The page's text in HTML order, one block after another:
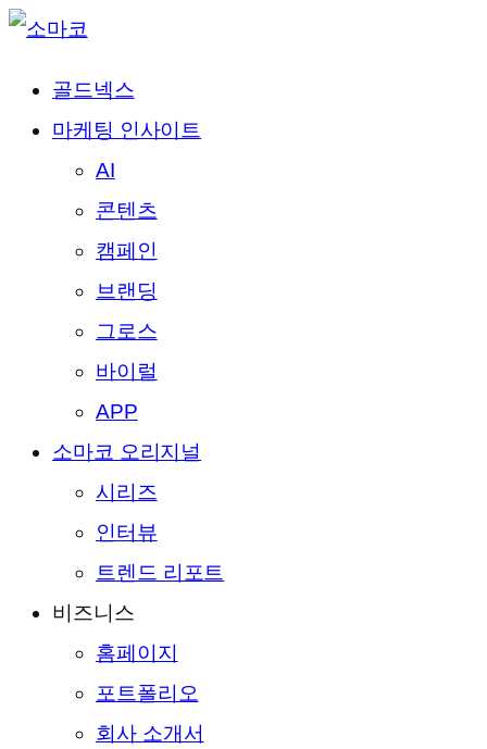
골드넥스
마케팅 인사이트
AI
콘텐츠
캠페인
브랜딩
그로스
바이럴
APP
소마코 오리지널
시리즈
인터뷰
트렌드 리포트
비즈니스
홈페이지
포트폴리오
회사 소개서